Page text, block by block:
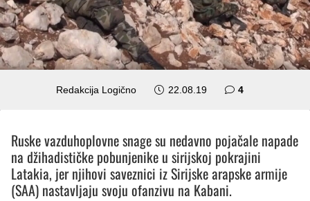
Redakcija Logično 22.08.19 4komentara
Ruske vazduhoplovne snage su nedavno pojačale napade
na džihadističke pobunjenike u sirijskoj pokrajini
Latakia, jer njihovi saveznici iz Sirijske arapske armije
(SAA) nastavljaju svoju ofanzivu na Kabani.